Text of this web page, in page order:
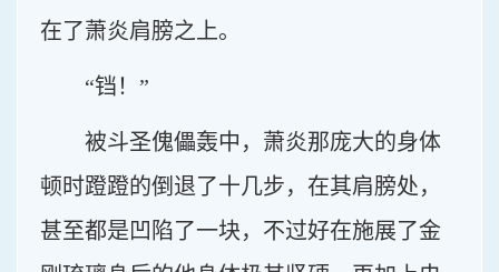
在了萧炎肩膀之上。
“铛！”
被斗圣傀儡轰中，萧炎那庞大的身体
顿时蹬蹬的倒退了十几步，在其肩膀处，
甚至都是凹陷了一块，不过好在施展了金